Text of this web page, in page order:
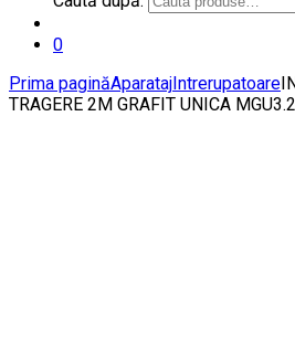
0
Prima paginăAparatajIntrerupatoare
TRAGERE 2M GRAFIT UNICA